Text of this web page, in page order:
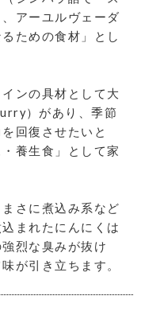
アーユルヴェーダ
ための食材」とし
ンの具材として大
）があり、季節
回復させたいと
養生食」として家
さに煮込み系など
まれたにんにくは
烈な臭みが抜け
が引き立ちます。